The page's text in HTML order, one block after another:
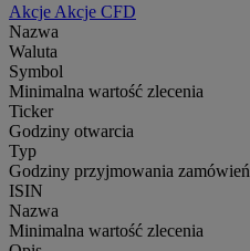
Akcje Akcje CFD
Nazwa
Waluta
Symbol
Minimalna wartość zlecenia
Ticker
Godziny otwarcia
Typ
Godziny przyjmowania zamówień
ISIN
Nazwa
Minimalna wartość zlecenia